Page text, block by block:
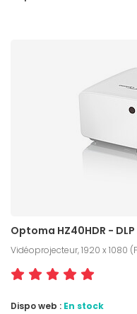
Optoma HZ40HDR -
Vidéoprojecteur, 1920 x 1080
Dispo web : En stock